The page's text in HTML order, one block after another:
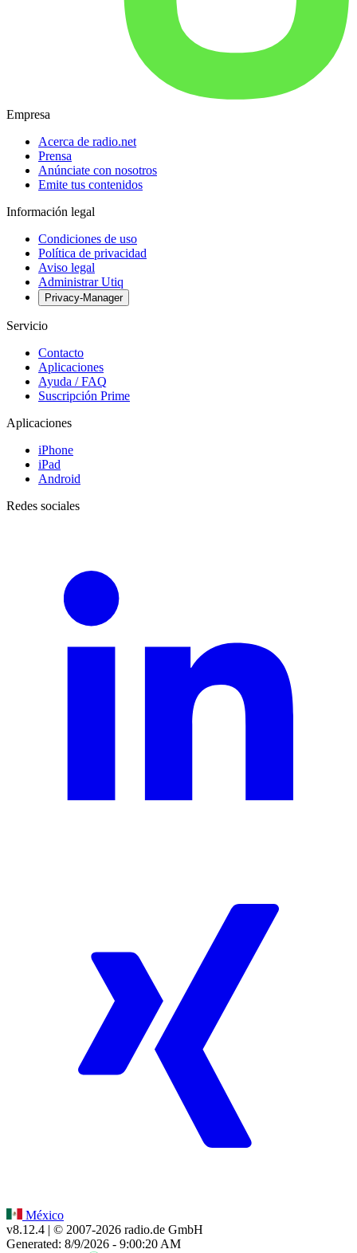
Empresa
Acerca de radio.net
Prensa
Anúnciate con nosotros
Emite tus contenidos
Información legal
Condiciones de uso
Política de privacidad
Aviso legal
Administrar Utiq
Privacy-Manager
Servicio
Contacto
Aplicaciones
Ayuda / FAQ
Suscripción Prime
Aplicaciones
iPhone
iPad
Android
Redes sociales
México
v8.12.4 | © 2007-2026 radio.de GmbH
Generated: 8/9/2026 - 9:00:20 AM